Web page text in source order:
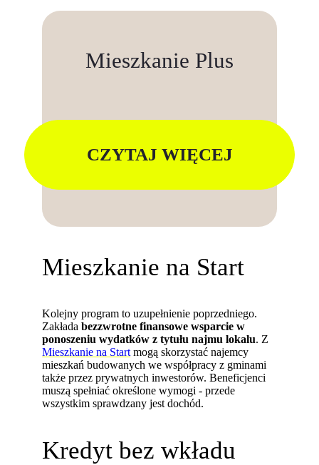
Mieszkanie Plus
CZYTAJ WIĘCEJ
Mieszkanie na Start
Kolejny program to uzupełnienie poprzedniego.
Zakładabezzwrotne finansowe wsparcie w
ponoszeniu wydatków z tytułu najmu lokalu. Z
Mieszkanie na Start mogą skorzystać najemcy
mieszkań budowanych we współpracy z gminami
także przez prywatnych inwestorów. Beneficjenci
muszą spełniać określone wymogi - przede
wszystkim sprawdzany jest dochód.
Kredyt bez wkładu